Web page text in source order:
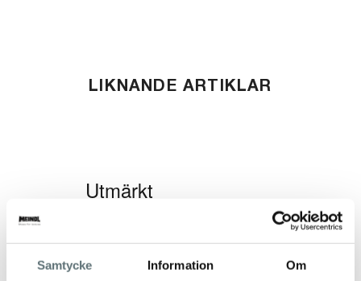
Samtycke Information Om
LIKNANDE ARTIKLAR